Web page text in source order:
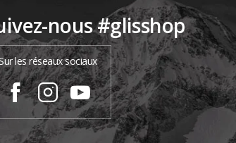
nous #glisshop
Sur les réseaux sociaux